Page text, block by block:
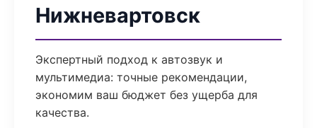
Нижневартовск
Экспертный подход к автозвук и
мультимедиа: точные рекомендации,
экономим ваш бюджет без ущерба для
качества.